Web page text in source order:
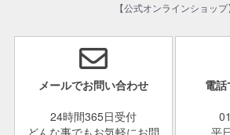
【公式オンラインショップ
メールでお問い合わせ
24時間365日受付
どんな事でもお気軽にお問
電
平